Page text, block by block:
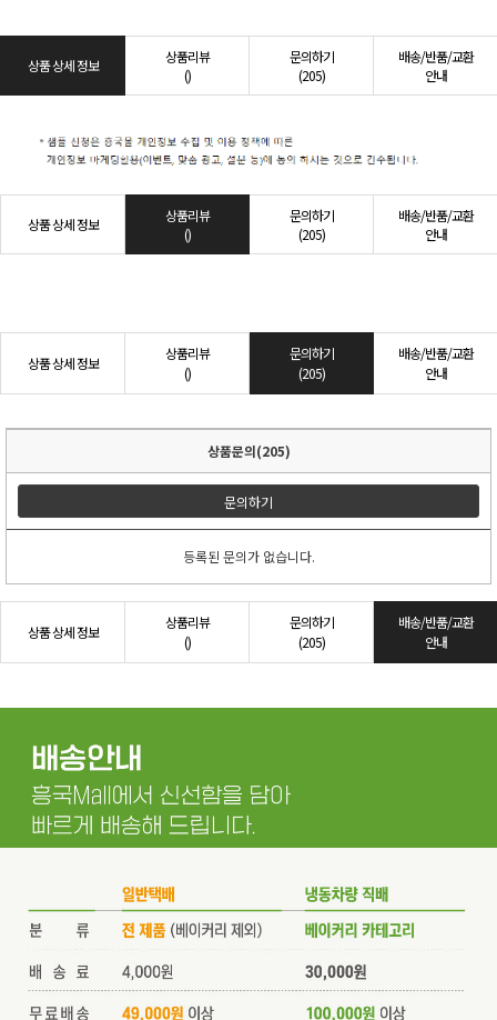
상품 상세 정보
상품리뷰
()
문의하기
(205)
배송/반품/교환
안내
상품 상세 정보
상품리뷰
()
문의하기
(205)
배송/반품/교환
안내
상품 상세 정보
상품리뷰
()
문의하기
(205)
배송/반품/교환
안내
상품문의(205)
문의하기
등록된 문의가 없습니다.
상품 상세 정보
상품리뷰
()
문의하기
(205)
배송/반품/교환
안내